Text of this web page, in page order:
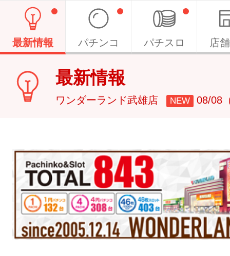
最新情報 パチンコ パチスロ 店
最新情報
ワンダーランド武雄店 NEW 08/08